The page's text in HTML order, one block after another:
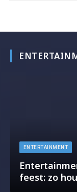
ENTERTAINMENT
feest: zo